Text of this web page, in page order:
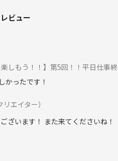
ビュー
しもう！！】第5回！！平日仕事終わ
かったです！
リエイター）
ざいます！ また来てくださいね！